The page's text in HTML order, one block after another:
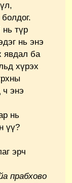
нь түр
нь энэ
явдал ба
хүрэх
ч энэ
нь
үү?
эрч
прабхово